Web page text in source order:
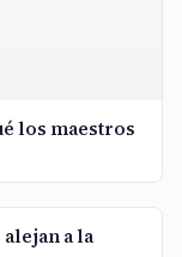
los maestros
a la